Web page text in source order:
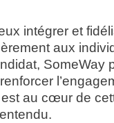
intégrer et
aux
SomeWay
au cœur de